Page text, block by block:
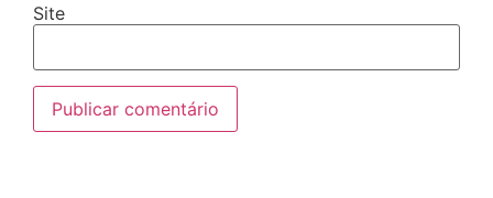
Site